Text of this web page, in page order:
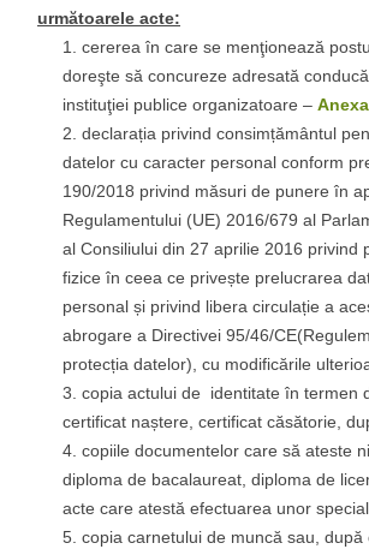
următoarele acte:
cererea în care se menţionează
doreşte să concureze adresată
instituţiei publice organizatoare –
declarația privind consimțământul
datelor cu caracter personal conform
190/2018 privind măsuri de punere în
Regulamentului (UE) 2016/679 al
al Consiliului din 27 aprilie 2016 privind
fizice în ceea ce privește prelucrarea
personal și privind libera circulație a
abrogare a Directivei 95/46/
protecția datelor), cu modificările
copia actului de identitate în termen
certificat naștere, certificat căsătorie,
copiile documentelor care să ateste
diploma de bacalaureat, diploma de
acte care atestă efectuarea unor
copia carnetului de muncă sau, după